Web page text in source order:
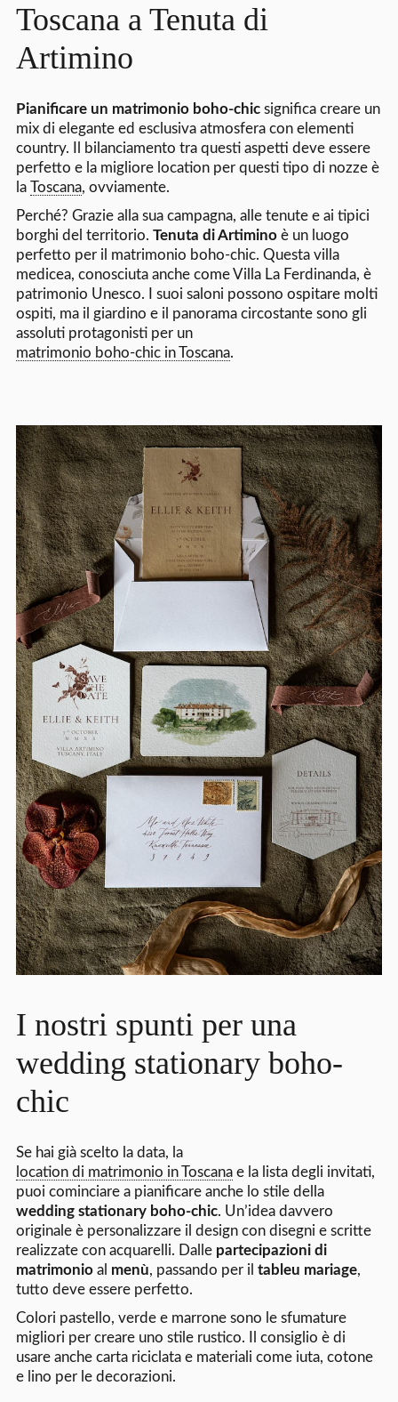
Toscana a Tenuta di
Artimino
Pianificare un matrimonio boho-chicsignifica creare un
mix di elegante ed esclusiva atmosfera con elementi
country. Il bilanciamento tra questi aspetti deve essere
perfetto e la migliore location per questi tipo di nozze è
la Toscana, ovviamente.
Perché? Grazie alla sua campagna, alle tenute e ai tipici
borghi del territorio. Tenuta di Artiminoè un luogo
perfetto per il matrimonio boho-chic. Questa villa
medicea, conosciuta anche come Villa La Ferdinanda, è
patrimonio Unesco. I suoi saloni possono ospitare molti
ospiti, ma il giardino e il panorama circostante sono gli
assoluti protagonisti per un
matrimonio boho-chic in Toscana.
I nostri spunti per una
wedding stationary boho-
chic
Se hai già scelto la data, la
location di matrimonio in Toscanae la lista degli invitati,
puoi cominciare a pianificare anche lo stile della
wedding stationary boho-chic. Un’idea davvero
originale è personalizzare il design con disegni e scritte
realizzate con acquarelli. Dalle partecipazioni di
matrimonioal menù, passando per il tableu mariage,
tutto deve essere perfetto.
Colori pastello, verde e marrone sono le sfumature
migliori per creare uno stile rustico. Il consiglio è di
usare anche carta riciclata e materiali come iuta, cotone
e lino per le decorazioni.